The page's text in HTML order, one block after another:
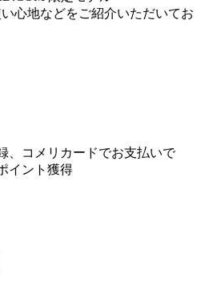
心地などをご紹介いただいてお
、コメリカードでお支払いで
イント獲得